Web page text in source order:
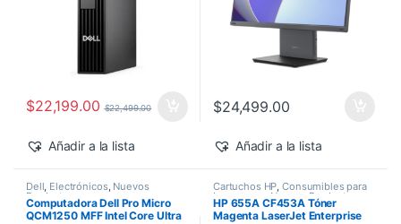
$22,199.00 $22,499.00
Añadir a la lista
$24,499.00
Añadir a la lista
Dell, Electrónicos, Nuevos
Productos
Computadora Dell Pro Micro
QCM1250 MFF Intel Core Ultra
Cartuchos HP,Consumibles para
Impresoras,Nuevos Productos
Sobre Pedido,Toner Original
HP 655A CF453A Tóner
Magenta LaserJet Enterprise